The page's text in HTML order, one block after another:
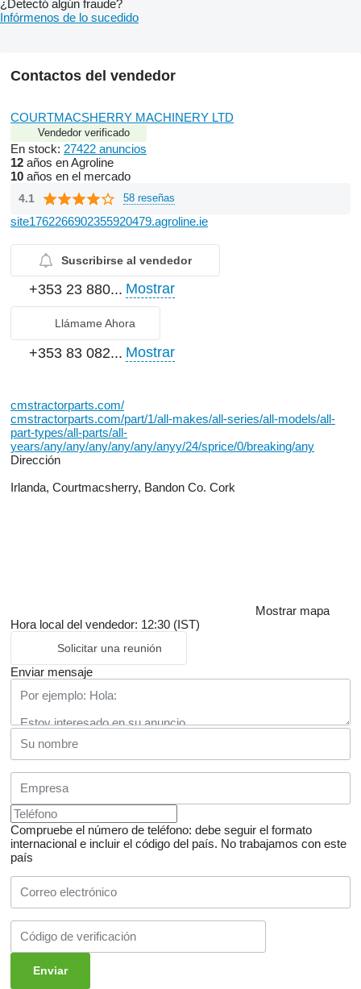
¿Detectó algún fraude?
Infórmenos de lo sucedido
Contactos del vendedor
COURTMACSHERRY MACHINERY LTD
Vendedor verificado
En stock: 27422 anuncios
12 años en Agroline
10 años en el mercado
4.1 58 reseñas
site1762266902355920479.agroline.ie
Suscribirse al vendedor
+353 23 880... Mostrar
Llámame Ahora
+353 83 082... Mostrar
cmstractorparts.com/
cmstractorparts.com/part/1/all-makes/all-series/all-models/all-
part-types/all-parts/all-
years/any/any/any/any/any/anyy/24/sprice/0/breaking/any
Dirección
Irlanda, Courtmacsherry, Bandon Co. Cork
Mostrar mapa
Hora local del vendedor: 12:30 (IST)
Solicitar una reunión
Enviar mensaje
Compruebe el número de teléfono: debe seguir el formato
internacional e incluir el código del país. No trabajamos con este
país